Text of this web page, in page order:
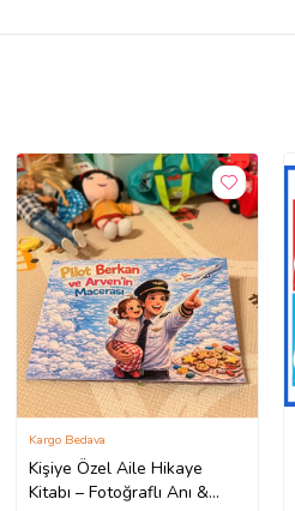
Kişiye Özel Aile Hikaye
Kitabı – Fotoğraflı Anı &
Kargo Bedava